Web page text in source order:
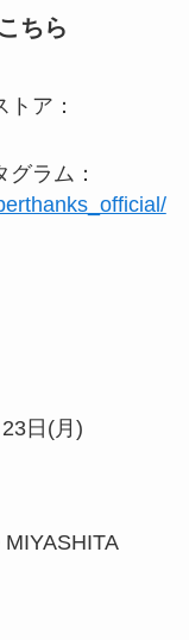
ちら
ア：
ラム：
日(月)